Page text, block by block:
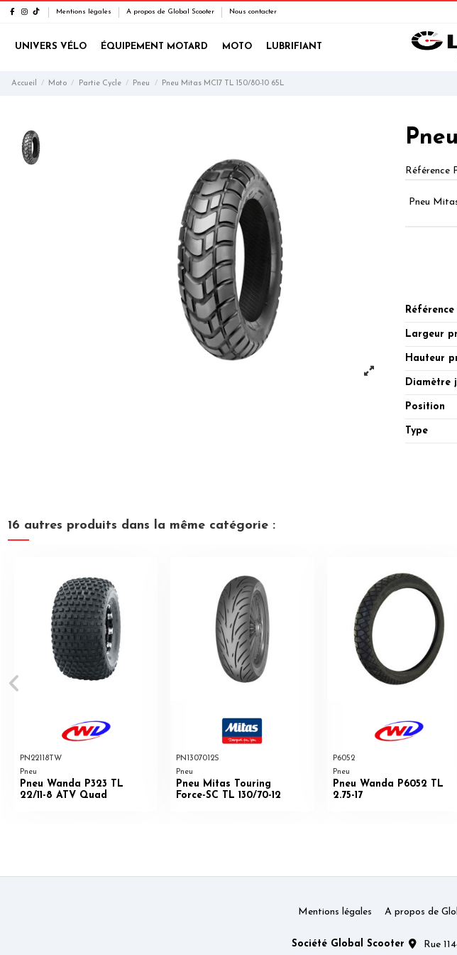
Mentions légales A propos de Global Scooter Nous contacter
UNIVERS VÉLO ÉQUIPEMENT MOTARD MOTO LUBRIFIANT
Accueil Moto Partie Cycle Pneu Pneu Mitas MC17 TL 150/80-10 65L
Référence
Pneu
Largeur
Hauteur
Diamètre
Position
Type
16 autres produits dans la même catégorie :
PN22118TW
Pneu
Pneu Wanda P323 TL
22/11-8 ATV Quad
PN1307012S
Pneu
Pneu Mitas Touring
Force-SC TL 130/70-12
P6052
Pneu
Pneu Wanda P6052 TL
2.75-17
Mentions légales A propos de
Société Global Scooter Rue